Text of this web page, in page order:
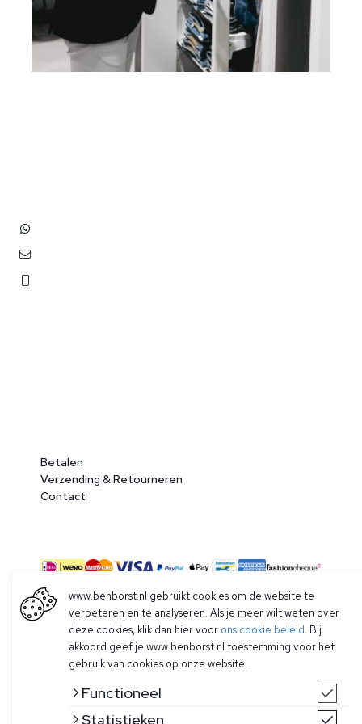
Betalen
Verzending & Retourneren
Contact
© 2026 Ben Borst
|Algemene voorwaarden|Privacy Policy
www.benborst.nl gebruikt cookies om de website te
verbeteren en te analyseren. Als je meer wilt weten over
deze cookies, klik dan hier voor ons cookie beleid. Bij
akkoord geef je www.benborst.nl toestemming voor het
gebruik van cookies op onze website.
Functioneel
Statistieken